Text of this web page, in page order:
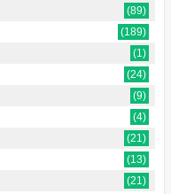
(89)
(189)
(1)
(24)
(9)
(4)
(21)
(13)
(21)